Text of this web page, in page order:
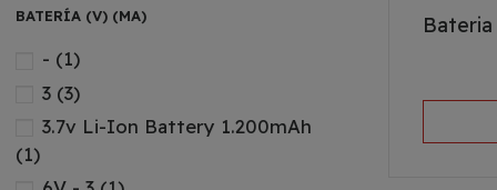
BATERÍA (V) (MA)
- (1)
3 (3)
3.7v Li-Ion Battery 1.200mAh
(1)